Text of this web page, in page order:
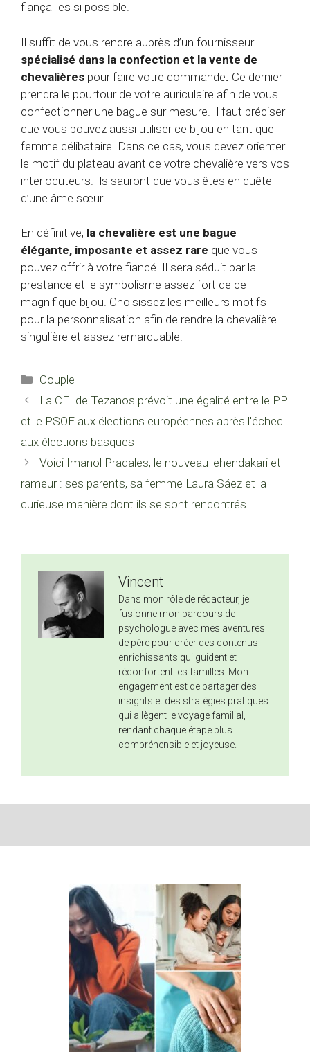
fiançailles si possible.
Il suffit de vous rendre auprès d’un fournisseur
spécialisé dans la confection et la vente de
chevalières pour faire votre commande. Ce dernier
prendra le pourtour de votre auriculaire afin de vous
confectionner une bague sur mesure. Il faut préciser
que vous pouvez aussi utiliser ce bijou en tant que
femme célibataire. Dans ce cas, vous devez orienter
le motif du plateau avant de votre chevalière vers vos
interlocuteurs. Ils sauront que vous êtes en quête
d’une âme sœur.
En définitive, la chevalière est une bague
élégante, imposante et assez rare que vous
pouvez offrir à votre fiancé. Il sera séduit par la
prestance et le symbolisme assez fort de ce
magnifique bijou. Choisissez les meilleurs motifs
pour la personnalisation afin de rendre la chevalière
singulière et assez remarquable.
Catégories
Couple
La CEI de Tezanos prévoit une égalité entre le PP
et le PSOE aux élections européennes après l'échec
aux élections basques
Voici Imanol Pradales, le nouveau lehendakari et
rameur : ses parents, sa femme Laura Sáez et la
curieuse manière dont ils se sont rencontrés
Vincent
Dans mon rôle de rédacteur, je
fusionne mon parcours de
psychologue avec mes aventures
de père pour créer des contenus
enrichissants qui guident et
réconfortent les familles. Mon
engagement est de partager des
insights et des stratégies pratiques
qui allègent le voyage familial,
rendant chaque étape plus
compréhensible et joyeuse.